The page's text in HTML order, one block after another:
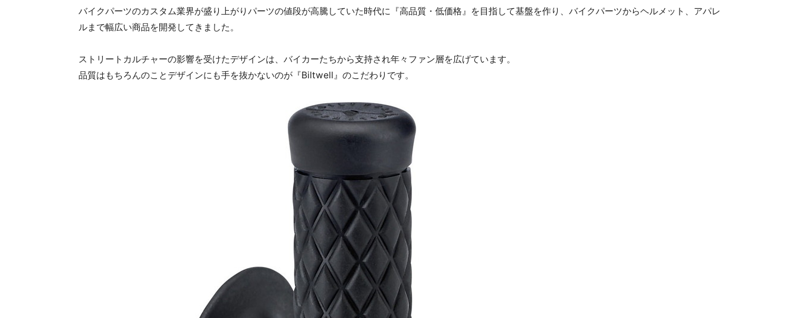
バイクパーツのカスタム業界が盛り上がりパーツの値段が高騰していた時代に『高品質・低価格』を目指して基盤を作り、バイクパーツからヘルメット、アパレ
ルまで幅広い商品を開発してきました。
ストリートカルチャーの影響を受けたデザインは、バイカーたちから支持され年々ファン層を広げています。
品質はもちろんのことデザインにも手を抜かないのが『Biltwell』のこだわりです。
お買い物を続ける